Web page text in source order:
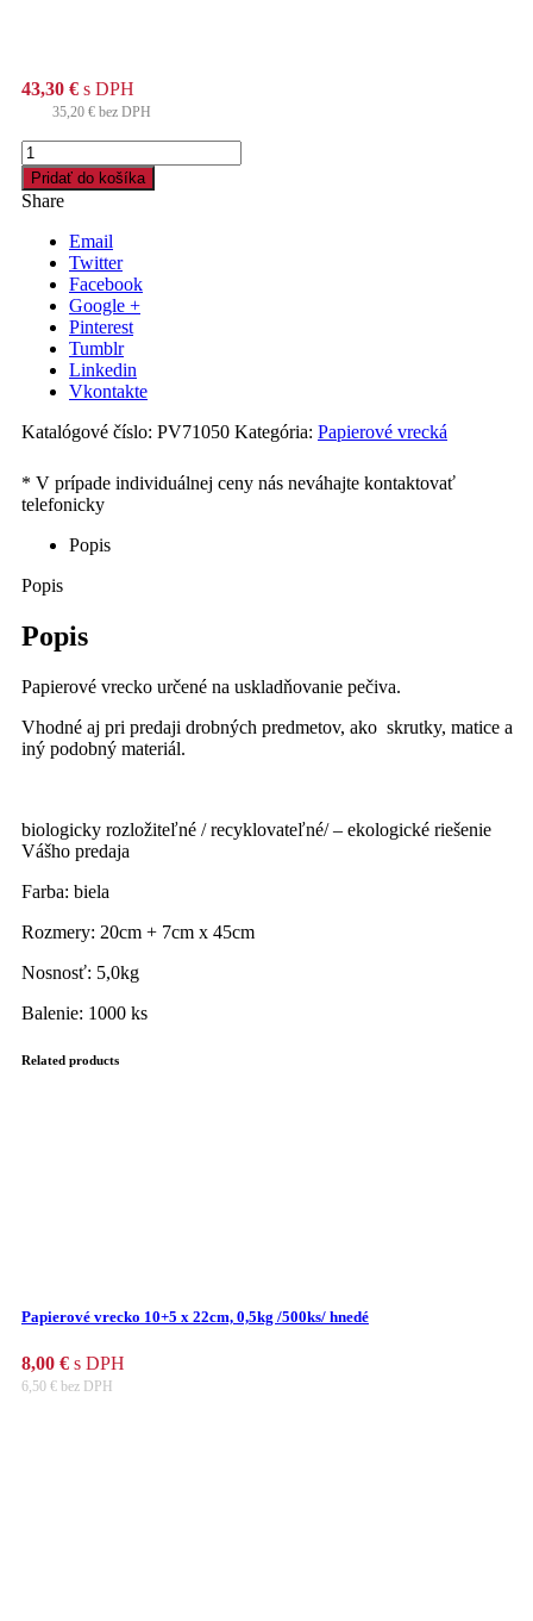
43,30 € s DPH
35,20 € bez DPH
množstvo
Papierové
vrecko
20+7
45cm,
5,0kg
/1000ks/
Pridať do košíka
Share
Email
Twitter
Facebook
Google +
Pinterest
Tumblr
Linkedin
Vkontakte
Katalógové číslo: PV71050 Kategória: Papierové vrecká
Popis
Popis
Popis
Papierové vrecko určené na uskladňovanie pečiva.
Vhodné aj pri predaji drobných predmetov, ako skrutky, matice a
iný podobný materiál.
biologicky rozložiteľné / recyklovateľné/ – ekologické riešenie
Vášho predaja
Farba: biela
Rozmery: 20cm + 7cm x 45cm
Nosnosť: 5,0kg
Balenie: 1000 ks
Related products
Papierové vrecko 10+5 x 22cm, 0,5kg /500ks/ hnedé
8,00 € s DPH
6,50 € bez DPH